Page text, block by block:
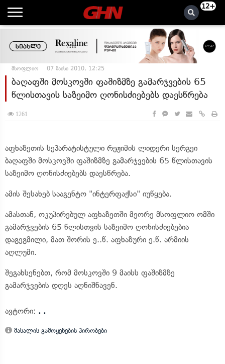
12+
მსოფლიო 07 მაისი 2010, 12:25
ბაღაფში მოსკოვში ფაშიზმზე გამარჯვების 65
წლისთავის საზეიმო ღონისძიებებს დაესწრება
1261
აფხაზეთის სეპარატისტული რეჟიმის ლიდერი სერგეი
ბაღაფში მოსკოვში ფაშიზმზე გამარჯვების 65 წლისთავის
საზეიმო ღონისძიებებს დაესწრება.
ამის შესახებ სააგენტო "ინტერფაქსი" იუწყება.
ამასთან, ოკუპირებულ აფხაზეთში მეორე მსოფლიო ომში
გამარჯვების 65 წლისთვის საზეიმო ღონისძიებებია
დაგეგმილი, მათ შორის ე..წ. აფხაზური ე.წ. არმიის
აღლუმი.
შეგახსენებთ, რომ მოსკოვში 9 მაისს ფაშიზმზე
გამარჯვების დღეს აღნიშნავენ.
ავტორი: . .
მასალის გამოყენების პირობები